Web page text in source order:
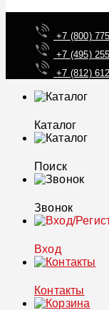
+7 (800)
+7 (495)
+7 (812)
Каталог
Поиск
Звонок
Вход
Контакты